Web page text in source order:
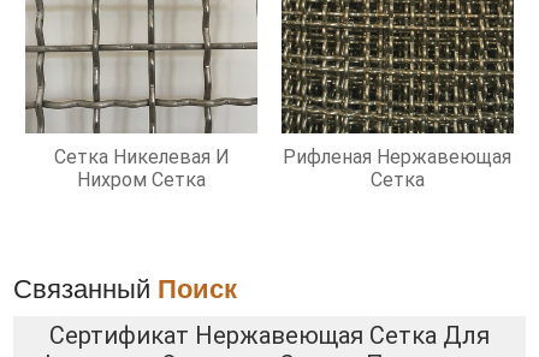
Сетка Никелевая И
Нихром Сетка
Рифленая Нержавеющая
Сетка
Связанный Поиск
Сертификат Нержавеющая Сетка Для